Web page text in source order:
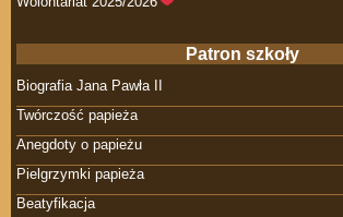
Patron szkoły
Biografia Jana Pawła II
Twórczość papieża
Anegdoty o papieżu
Pielgrzymki papieża
Beatyfikacja